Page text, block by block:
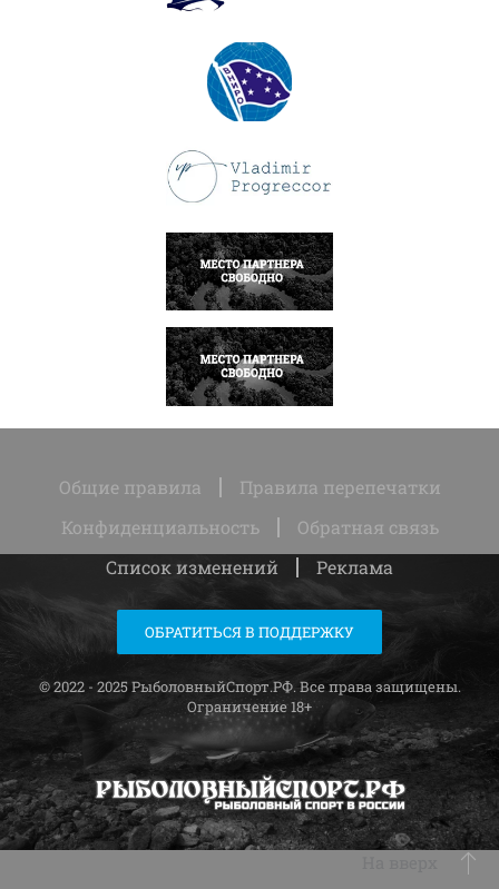
ПОДРОБНЕЕ
ПОДРОБНЕЕ
НАПИСАТЬ
НАПИСАТЬ
Общие правила
Правила перепечатки
Конфиденциальность
Обратная связь
Список изменений
Реклама
ОБРАТИТЬСЯ В ПОДДЕРЖКУ
© 2022 - 2025 РыболовныйСпорт.РФ. Все права защищены.
Ограничение 18+